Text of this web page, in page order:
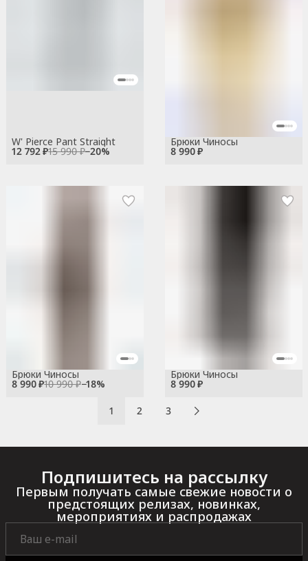
12 792 ₽15 990 ₽−20%
W' Pierce Pant Straight
8 990 ₽
Брюки Чиносы
8 990 ₽10 990 ₽−18%
Брюки Чиносы
8 990 ₽
Брюки Чиносы
1 2 3
Подпишитесь на рассылку
Первым получать самые свежие новости о
предстоящих релизах, новинках,
мероприятиях и распродажах